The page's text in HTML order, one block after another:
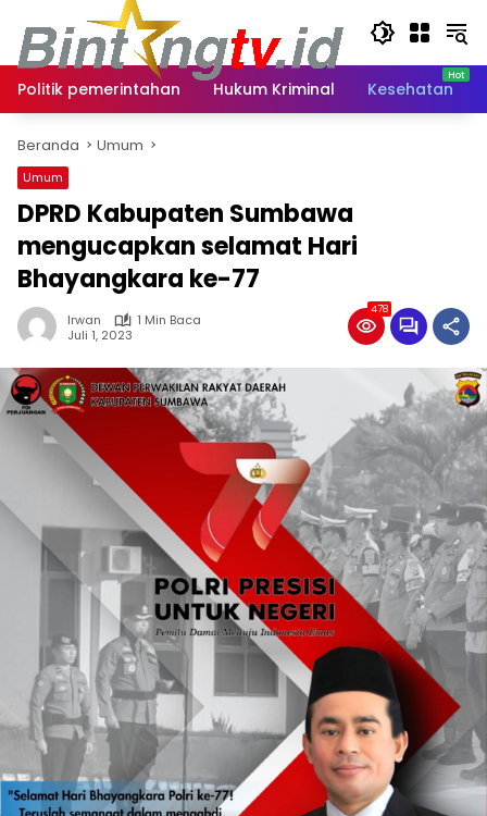
konten
Politik pemerintahan
Hukum Kriminal Kesehatan
Beranda Umum
Umum
DPRD Kabupaten Sumbawa
mengucapkan selamat Hari
Bhayangkara ke-77
Irwan
1 Min Baca
Juli 1, 2023
478